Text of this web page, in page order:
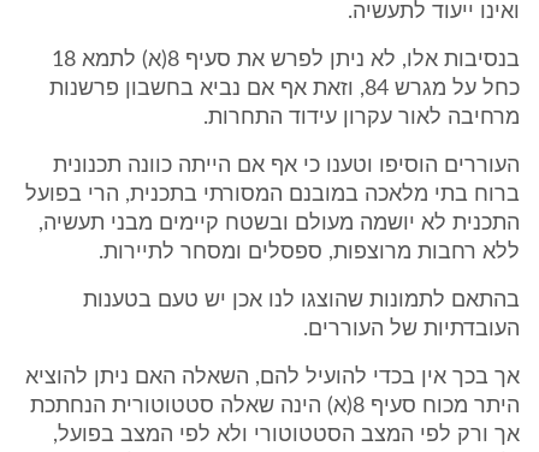
ואינו ייעוד לתעשיה.
בנסיבות אלו, לא ניתן לפרש את סעיף 8(א) לתמא 18
כחל על מגרש 84, וזאת אף אם נביא בחשבון פרשנות
מרחיבה לאור עקרון עידוד התחרות.
העוררים הוסיפו וטענו כי אף אם הייתה כוונה תכנונית
ברוח בתי מלאכה במובנם המסורתי בתכנית, הרי בפועל
התכנית לא יושמה מעולם ובשטח קיימים מבני תעשיה,
ללא רחבות מרוצפות, ספסלים ומסחר לתיירות.
בהתאם לתמונות שהוצגו לנו אכן יש טעם בטענות
העובדתיות של העוררים.
אך בכך אין בכדי להועיל להם, השאלה האם ניתן להוציא
היתר מכוח סעיף 8(א) הינה שאלה סטטוטורית הנחתכת
אך ורק לפי המצב הסטטוטורי ולא לפי המצב בפועל,